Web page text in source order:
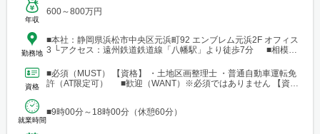
年収
600～800万円
勤務地
■本社：静岡県浜松市中央区元浜町92 エンブレム元浜2F オフィス
3 └アクセス：遠州鉄道鉄道線「八幡駅」より徒歩7分 ■相模原
「橋本駅」よりバス25分
資格
■必須（MUST） 【資格】 ・土地区画整理士 ・普通自動車運転免
許（AT限定可） ■歓迎（WANT）※必須ではありません 【資
就業時間
■9時00分～18時00分（休憩60分）